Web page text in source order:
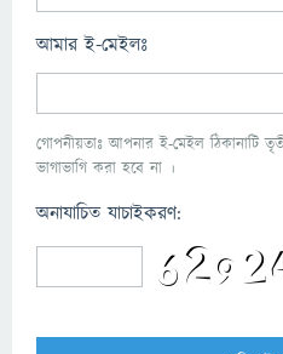
আমার ই-মেইলঃ
গোপনীয়তাঃ আপনার ই-মেইল ঠিকানাটি
ভাগাভাগি করা হবে না ।
অনাযাচিত যাচাইকরণ: